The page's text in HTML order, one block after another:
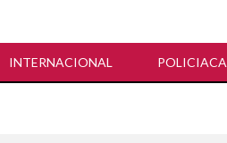
INTERNACIONAL POLICIACA